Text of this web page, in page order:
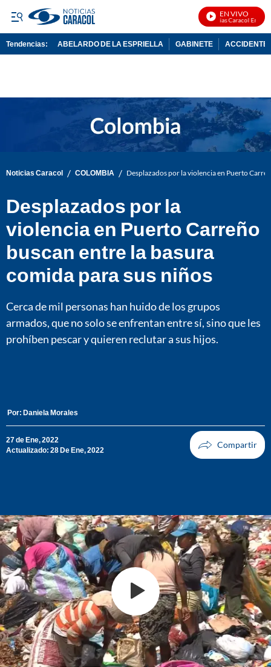
EN VIVO
Noticias Caracol En Vivo
Tendencias: ABELARDO DE LA ESPRIELLA GABINETE ACCIDENTE
Noticias Caracol / COLOMBIA / Desplazados por la violencia en Puerto
Desplazados por la
violencia en Puerto Carreño
buscan entre la basura
comida para sus niños
Cerca de mil personas han huido de los grupos
armados, que no solo se enfrentan entre sí, sino que les
prohíben pescar y quieren reclutar a sus hijos.
Por: Daniela Morales
27 de Ene, 2022
Actualizado: 28 De Ene, 2022